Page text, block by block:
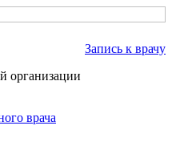
Запись к врачу
организации
врача